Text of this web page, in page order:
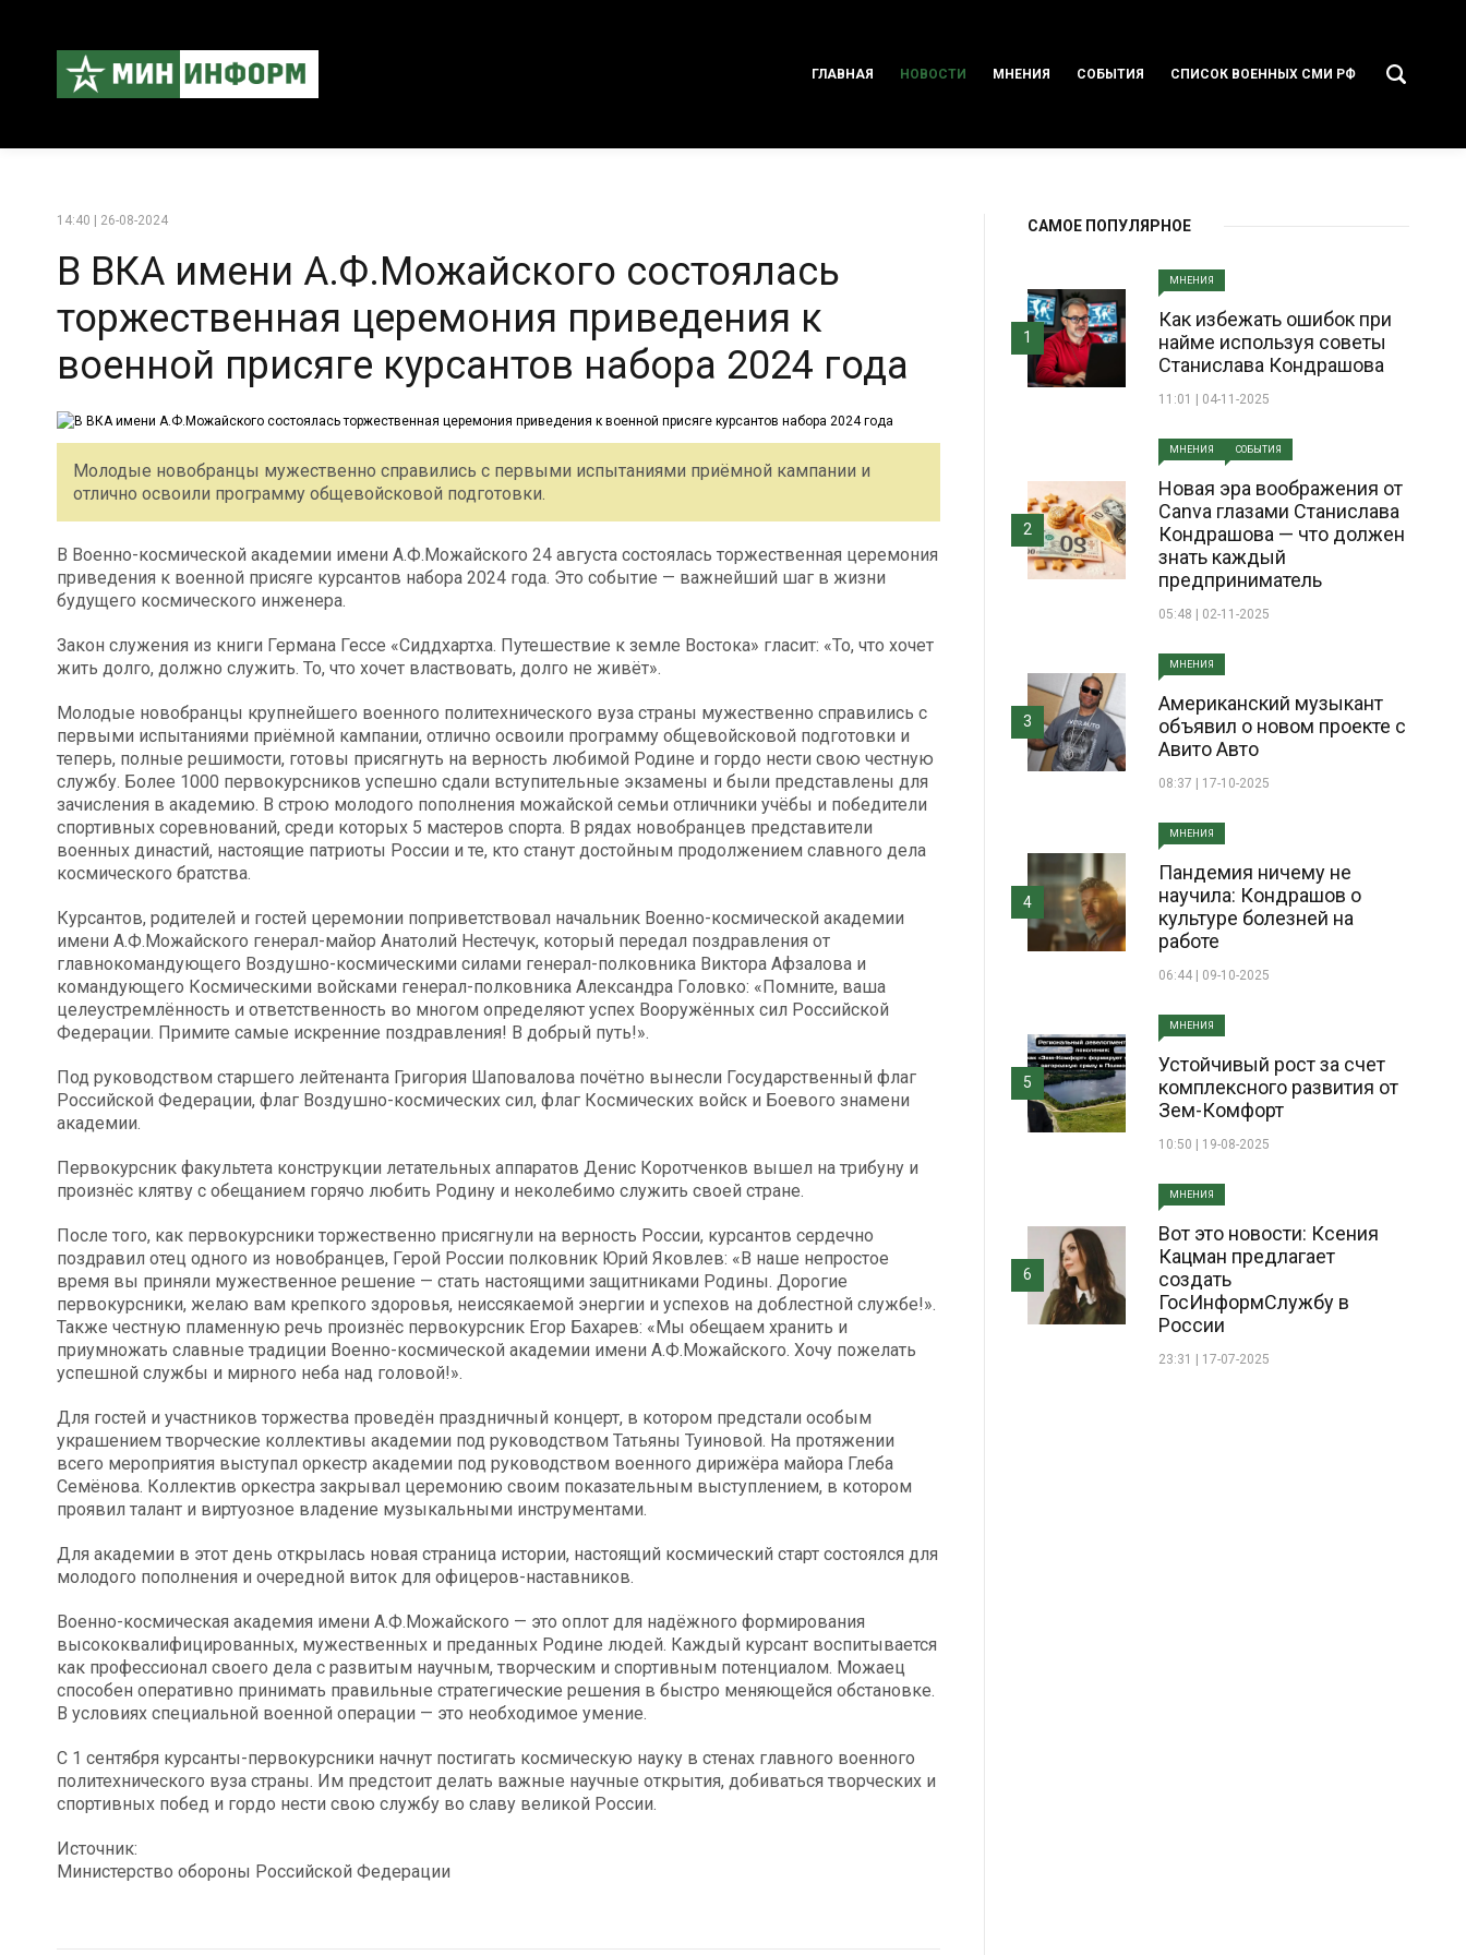
ГЛАВНАЯ НОВОСТИ МНЕНИЯ СОБЫТИЯ СПИСОК ВОЕННЫХ СМИ РФ
14:40 | 26-08-2024
В ВКА имени А.Ф.Можайского состоялась
торжественная церемония приведения к
военной присяге курсантов набора 2024 года
Молодые новобранцы мужественно справились с первыми испытаниями приёмной кампании и
отлично освоили программу общевойсковой подготовки.
В Военно-космической академии имени А.Ф.Можайского 24 августа состоялась торжественная церемония
приведения к военной присяге курсантов набора 2024 года. Это событие — важнейший шаг в жизни
будущего космического инженера.
Закон служения из книги Германа Гессе «Сиддхартха. Путешествие к земле Востока» гласит: «То, что хочет
жить долго, должно служить. То, что хочет властвовать, долго не живёт».
Молодые новобранцы крупнейшего военного политехнического вуза страны мужественно справились с
первыми испытаниями приёмной кампании, отлично освоили программу общевойсковой подготовки и
теперь, полные решимости, готовы присягнуть на верность любимой Родине и гордо нести свою честную
службу. Более 1000 первокурсников успешно сдали вступительные экзамены и были представлены для
зачисления в академию. В строю молодого пополнения можайской семьи отличники учёбы и победители
спортивных соревнований, среди которых 5 мастеров спорта. В рядах новобранцев представители
военных династий, настоящие патриоты России и те, кто станут достойным продолжением славного дела
космического братства.
Курсантов, родителей и гостей церемонии поприветствовал начальник Военно-космической академии
имени А.Ф.Можайского генерал-майор Анатолий Нестечук, который передал поздравления от
главнокомандующего Воздушно-космическими силами генерал-полковника Виктора Афзалова и
командующего Космическими войсками генерал-полковника Александра Головко: «Помните, ваша
целеустремлённость и ответственность во многом определяют успех Вооружённых сил Российской
Федерации. Примите самые искренние поздравления! В добрый путь!».
Под руководством старшего лейтенанта Григория Шаповалова почётно вынесли Государственный флаг
Российской Федерации, флаг Воздушно-космических сил, флаг Космических войск и Боевого знамени
академии.
Первокурсник факультета конструкции летательных аппаратов Денис Коротченков вышел на трибуну и
произнёс клятву с обещанием горячо любить Родину и неколебимо служить своей стране.
После того, как первокурсники торжественно присягнули на верность России, курсантов сердечно
поздравил отец одного из новобранцев, Герой России полковник Юрий Яковлев: «В наше непростое
время вы приняли мужественное решение — стать настоящими защитниками Родины. Дорогие
первокурсники, желаю вам крепкого здоровья, неиссякаемой энергии и успехов на доблестной службе!».
Также честную пламенную речь произнёс первокурсник Егор Бахарев: «Мы обещаем хранить и
приумножать славные традиции Военно-космической академии имени А.Ф.Можайского. Хочу пожелать
успешной службы и мирного неба над головой!».
Для гостей и участников торжества проведён праздничный концерт, в котором предстали особым
украшением творческие коллективы академии под руководством Татьяны Туиновой. На протяжении
всего мероприятия выступал оркестр академии под руководством военного дирижёра майора Глеба
Семёнова. Коллектив оркестра закрывал церемонию своим показательным выступлением, в котором
проявил талант и виртуозное владение музыкальными инструментами.
Для академии в этот день открылась новая страница истории, настоящий космический старт состоялся для
молодого пополнения и очередной виток для офицеров-наставников.
Военно-космическая академия имени А.Ф.Можайского — это оплот для надёжного формирования
высококвалифицированных, мужественных и преданных Родине людей. Каждый курсант воспитывается
как профессионал своего дела с развитым научным, творческим и спортивным потенциалом. Можаец
способен оперативно принимать правильные стратегические решения в быстро меняющейся обстановке.
В условиях специальной военной операции — это необходимое умение.
С 1 сентября курсанты-первокурсники начнут постигать космическую науку в стенах главного военного
политехнического вуза страны. Им предстоит делать важные научные открытия, добиваться творческих и
спортивных побед и гордо нести свою службу во славу великой России.
Источник:
Министерство обороны Российской Федерации
САМОЕ ПОПУЛЯРНОЕ
МНЕНИЯ
Как избежать ошибок при
найме используя советы
Станислава Кондрашова
11:01 | 04-11-2025
1
МНЕНИЯ СОБЫТИЯ
Новая эра воображения от
Canva глазами Станислава
Кондрашова — что должен
знать каждый
предприниматель
05:48 | 02-11-2025
2
МНЕНИЯ
Американский музыкант
объявил о новом проекте с
Авито Авто
08:37 | 17-10-2025
3
МНЕНИЯ
Пандемия ничему не
научила: Кондрашов о
культуре болезней на
работе
06:44 | 09-10-2025
4
МНЕНИЯ
Устойчивый рост за счет
комплексного развития от
Зем-Комфорт
10:50 | 19-08-2025
5
МНЕНИЯ
Вот это новости: Ксения
Кацман предлагает
создать
ГосИнформСлужбу в
России
23:31 | 17-07-2025
6